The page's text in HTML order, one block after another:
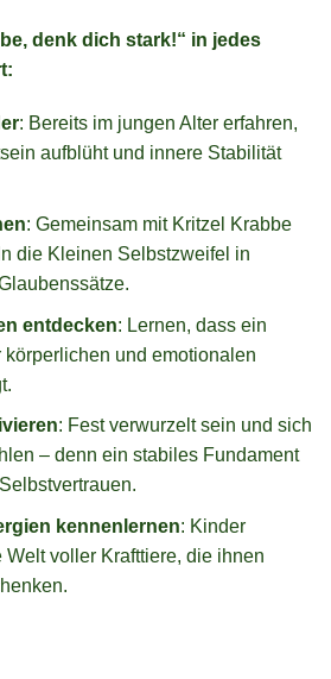
denk dich stark!“ in jedes
: Bereits im jungen Alter erfahren,
aufblüht und innere Stabilität
: Gemeinsam mit Kritzel Krabbe
die Kleinen Selbstzweifel in
entdecken: Lernen, dass ein
körperlichen und emotionalen
: Fest verwurzelt sein und sich
– denn ein stabiles Fundament
kennenlernen: Kinder
voller Krafttiere, die ihnen